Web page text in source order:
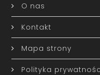
O nas
Kontakt
Mapa strony
Polityka